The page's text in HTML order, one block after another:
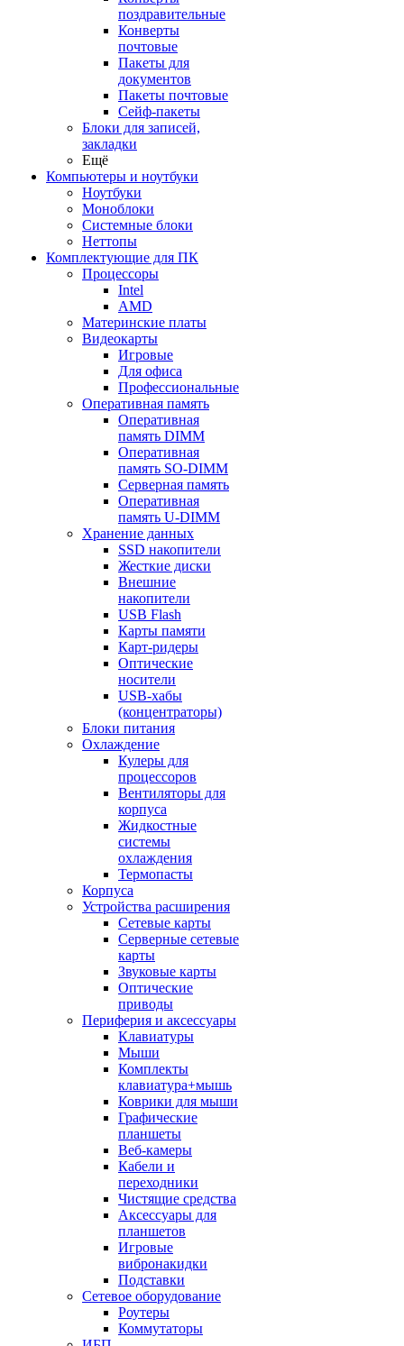
поздравительные
Конверты
почтовые
Пакеты для
документов
Пакеты почтовые
Сейф-пакеты
Блоки для записей,
закладки
Ещё
Компьютеры и ноутбуки
Ноутбуки
Моноблоки
Системные блоки
Неттопы
Комплектующие для ПК
Процессоры
Intel
AMD
Материнские платы
Видеокарты
Игровые
Для офиса
Профессиональные
Оперативная память
Оперативная
память DIMM
Оперативная
память SO-DIMM
Серверная память
Оперативная
память U-DIMM
Хранение данных
SSD накопители
Жесткие диски
Внешние
накопители
USB Flash
Карты памяти
Карт-ридеры
Оптические
носители
USB-хабы
(концентраторы)
Блоки питания
Охлаждение
Кулеры для
процессоров
Вентиляторы для
корпуса
Жидкостные
системы
охлаждения
Термопасты
Корпуса
Устройства расширения
Сетевые карты
Серверные сетевые
карты
Звуковые карты
Оптические
приводы
Периферия и аксессуары
Клавиатуры
Мыши
Комплекты
клавиатура+мышь
Коврики для мыши
Графические
планшеты
Веб-камеры
Кабели и
переходники
Чистящие средства
Аксессуары для
планшетов
Игровые
вибронакидки
Подставки
Сетевое оборудование
Роутеры
Коммутаторы